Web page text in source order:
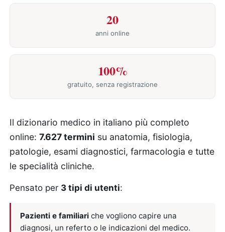
20
anni online
100%
gratuito, senza registrazione
Il dizionario medico in italiano più completo
online:7.627 termini su anatomia, fisiologia,
patologie, esami diagnostici, farmacologia e tutte
le specialità cliniche.
Pensato per 3 tipi di utenti:
Pazienti e familiariche vogliono capire una
diagnosi, un referto o le indicazioni del medico.